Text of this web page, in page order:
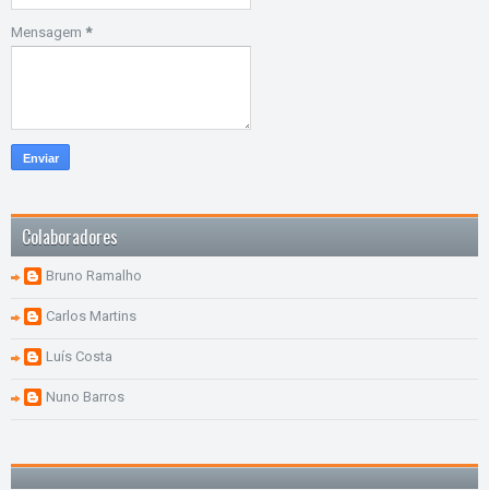
Mensagem *
Colaboradores
Bruno Ramalho
Carlos Martins
Luís Costa
Nuno Barros